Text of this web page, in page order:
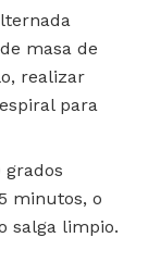
masa de
realizar
para
grados
minutos, o
salga limpio.